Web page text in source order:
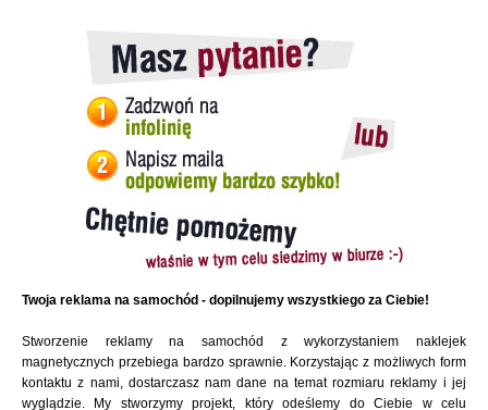
Twoja reklama na samochód - dopilnujemy wszystkiego za Ciebie!
Stworzenie reklamy na samochód z wykorzystaniem naklejek
magnetycznych przebiega bardzo sprawnie. Korzystając z możliwych form
kontaktu z nami, dostarczasz nam dane na temat rozmiaru reklamy i jej
wyglądzie. My stworzymy projekt, który odeślemy do Ciebie w celu